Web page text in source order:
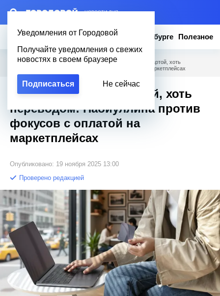
– НОВОСТИ ДНЯ
Уведомления от Городовой
Получайте уведомления о свежих
новостях в своем браузере
Подписаться Не сейчас
Новости Эксклюзив Вопросы о Петербурге Полезное
Городовой Новости Петербурга / Одна цена — хоть картой, хоть
переводом: Набиуллина против фокусов с оплатой на маркетплейсах
Одна цена — хоть картой, хоть
переводом: Набиуллина против
фокусов с оплатой на
маркетплейсах
Опубликовано: 19 ноября 2025 13:00
Проверено редакцией